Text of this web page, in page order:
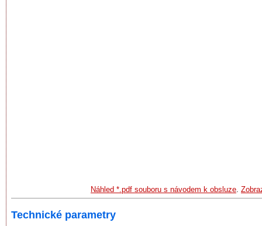
Náhled *.pdf souboru s návodem k obsluze.
Technické parametry